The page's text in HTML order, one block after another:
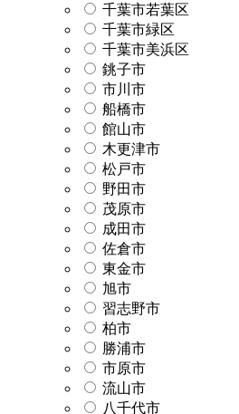
千葉市若葉区
千葉市緑区
千葉市美浜区
銚子市
市川市
船橋市
館山市
木更津市
松戸市
野田市
茂原市
成田市
佐倉市
東金市
旭市
習志野市
柏市
勝浦市
市原市
流山市
八千代市